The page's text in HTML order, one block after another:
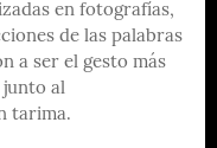
en fotografías,
de las palabras
a ser el gesto más
junto al
tarima.